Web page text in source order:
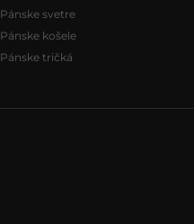
Pánske svetre
Pánske košele
Pánske tričká